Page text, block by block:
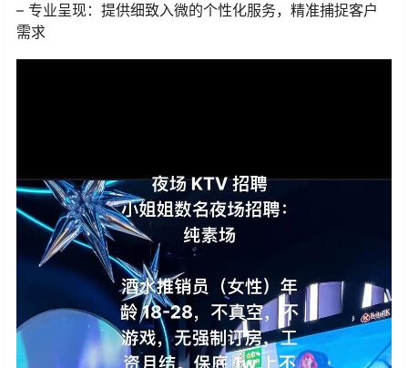
– 专业呈现：提供细致入微的个性化服务，精准捕捉客户
需求